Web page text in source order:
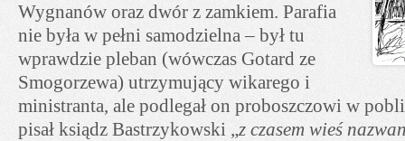
Wygnanów oraz dwór z zamkiem. Parafia
nie była w pełni samodzielna – był tu
wprawdzie pleban (wówczas Gotard ze
Smogorzewa) utrzymujący wikarego i
ministranta, ale podlegał on proboszczowi w
pisał ksiądz Bastrzykowski „z czasem wieś